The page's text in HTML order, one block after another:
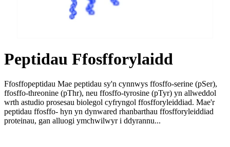
Peptidau Ffosfforylaidd
Ffosffopeptidau Mae peptidau sy'n cynnwys ffosffo-serine (pSer),
ffosffo-threonine (pThr), neu ffosffo-tyrosine (pTyr) yn allweddol
wrth astudio prosesau biolegol cyfryngol ffosfforyleiddiad. Mae'r
peptidau ffosffo- hyn yn dynwared rhanbarthau ffosfforyleiddiad
proteinau, gan alluogi ymchwilwyr i ddyrannu...